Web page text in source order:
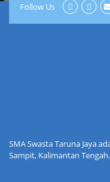
Follow Us
SMA Swasta Taruna Jaya
Sampit, Kalimantan Tengah.